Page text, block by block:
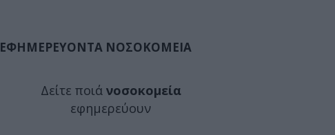
ΕΦΗΜΕΡΕΥΟΝΤΑ ΝΟΣΟΚΟΜΕΙΑ
Δείτε ποιά νοσοκομεία
εφημερεύουν